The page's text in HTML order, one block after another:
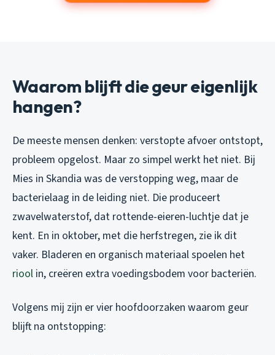
Waarom blijft die geur eigenlijk
hangen?
De meeste mensen denken: verstopte afvoer ontstopt,
probleem opgelost. Maar zo simpel werkt het niet. Bij
Mies in Skandia was de verstopping weg, maar de
bacterielaag in de leiding niet. Die produceert
zwavelwaterstof, dat rottende-eieren-luchtje dat je
kent. En in oktober, met die herfstregen, zie ik dit
vaker. Bladeren en organisch materiaal spoelen het
riool in, creëren extra voedingsbodem voor bacteriën.
Volgens mij zijn er vier hoofdoorzaken waarom geur
blijft na ontstopping: